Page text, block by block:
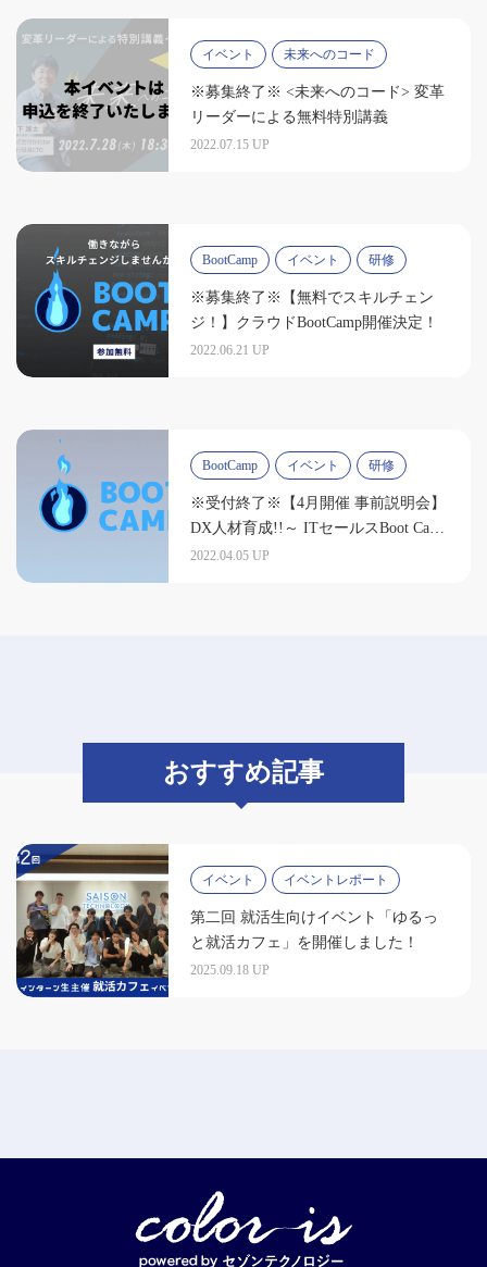
イベント 未来へのコード
※募集終了※ <未来へのコード> 変革
リーダーによる無料特別講義
2022.07.15 UP
BootCamp イベント 研修
※募集終了※【無料でスキルチェン
ジ！】クラウドBootCamp開催決定！
2022.06.21 UP
BootCamp イベント 研修
※受付終了※【4月開催 事前説明会】
DX人材育成!!～ ITセールスBoot Camp
～
2022.04.05 UP
おすすめ記事
イベント イベントレポート
第二回 就活生向けイベント「ゆるっ
と就活カフェ」を開催しました！
2025.09.18 UP